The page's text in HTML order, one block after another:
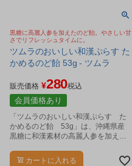
黒糖に高麗人参を加えたのど飴。やさしい甘
さでリフレッシュタイムに。
ツムラのおいしい和漢ぷらす た
かめるのど飴 53g - ツムラ
販売価格 ¥280税込
会員価格あり
「ツムラのおいしい和漢ぷらす た
かめるのど飴 53g」は、沖縄県産
黒糖に和漢素材の高麗人参を加えた
カートに入れる